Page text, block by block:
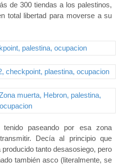
de 300 tiendas a los palestinos,
total libertad para moverse a su
paseando por esa zona
Decía al principio que
tanto desasosiego, pero
también asco (literalmente, se